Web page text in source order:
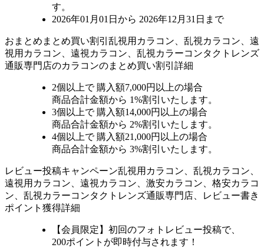
す。
2026年01月01日から 2026年12月31日まで
おまとめ まとめ買い割引 乱視用カラコン、乱視カラコン、遠
視用カラコン、遠視カラコン、乱視カラーコンタクトレンズ
通販専門店のカラコンのまとめ買い割引詳細
2個 以上で 購入額7,000円以上の場合
商品合計金額から 1%割引いたします。
3個 以上で 購入額14,000円以上の場合
商品合計金額から 2%割引いたします。
4個 以上で 購入額21,000円以上の場合
商品合計金額から 3%割引いたします。
レビュー投稿キャンペーン乱視用カラコン、乱視カラコン、
遠視用カラコン、遠視カラコン、激安カラコン、格安カラコ
ン、乱視カラーコンタクトレンズ通販専門店、レビュー書き
ポイント獲得詳細
【会員限定】初回のフォトレビュー投稿で、
200ポイント が即時付与されます！